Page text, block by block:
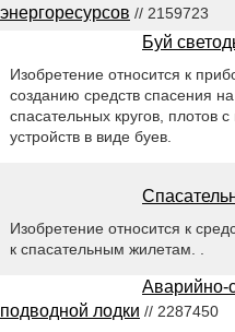
энергоресурсов // 2159723
Буй
Изобретение относится к
созданию средств спасения
спасательных кругов, плотов
устройств в виде буев.
Изобретение относится к
к спасательным жилетам. .
Аварийно-
подводной лодки // 2287450